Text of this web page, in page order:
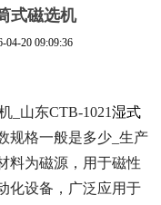
式磁选机
04-20 09:09:36
_山东CTB-1021湿式
规格一般是多少_生产
料为磁源，用于磁性
化设备，广泛应用于